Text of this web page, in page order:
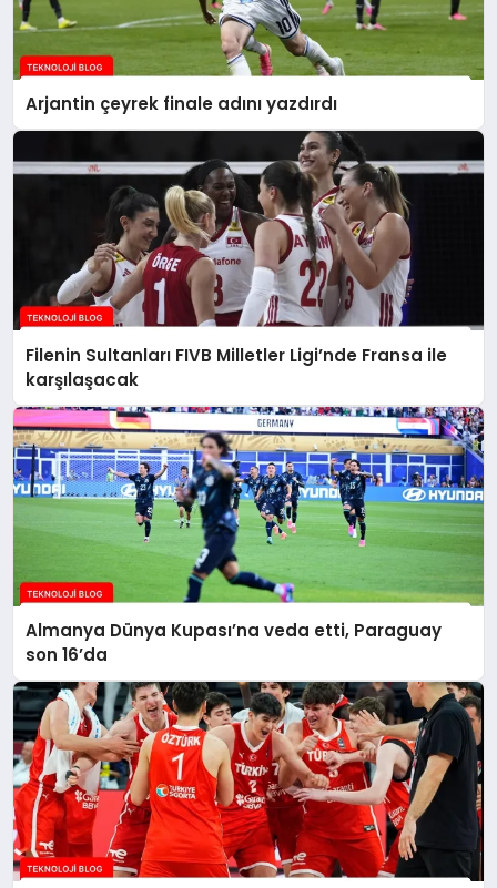
Arjantin çeyrek finale adını yazdırdı
Filenin Sultanları FIVB Milletler Ligi’nde Fransa ile
karşılaşacak
Almanya Dünya Kupası’na veda etti, Paraguay
son 16’da